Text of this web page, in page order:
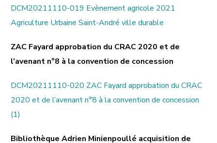
DCM20211110-019 Evènement agricole 2021
Agriculture Urbaine Saint-André ville durable
ZAC Fayard approbation du CRAC 2020 et de
l’avenant n°8 à la convention de concession
DCM20211110-020 ZAC Fayard approbation du CRAC
2020 et de l’avenant n°8 à la convention de concession
(1)
Bibliothèque Adrien Minienpoullé acquisition de